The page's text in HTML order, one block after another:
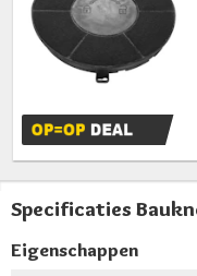
Specificaties
Eigenschappen